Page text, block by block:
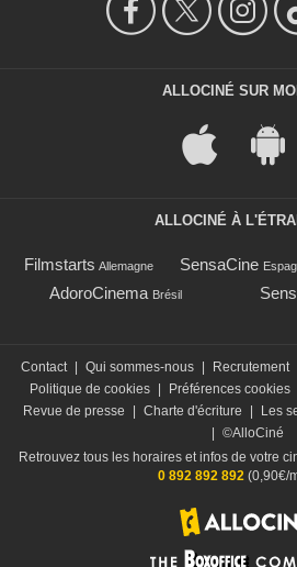
ALLOCINÉ SUR
ALLOCINÉ À
Filmstarts Allemagne SensaCine
AdoroCinema Brésil
Contact Qui sommes-nous Recrutement
Politique de cookies
Préférences cookies
Revue de presse
Charte d'écriture Les
©AlloCiné
Retrouvez tous les horaires et infos de votre
0 892 892 892(0,90€/